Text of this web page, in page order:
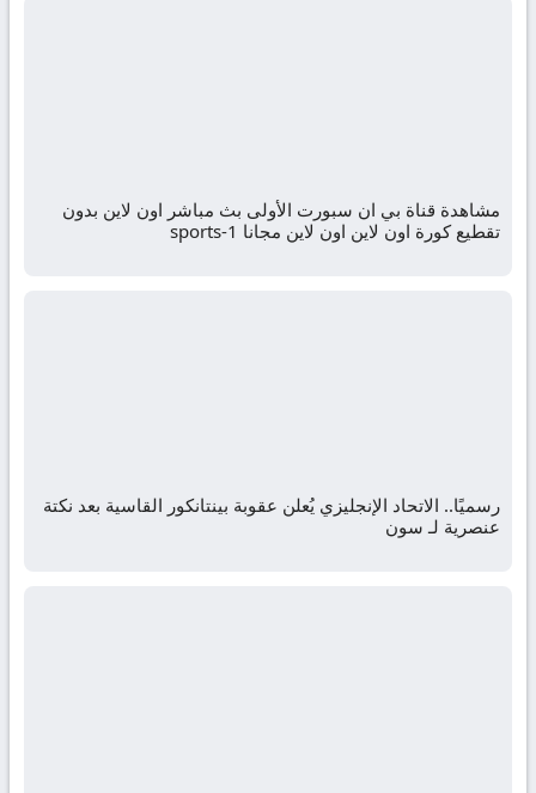
مشاهدة قناة بي ان سبورت الأولى بث مباشر اون لاين بدون
تقطيع كورة اون لاين اون لاين مجانا sports-1
رسميًا.. الاتحاد الإنجليزي يُعلن عقوبة بينتانكور القاسية بعد نكتة
عنصرية لـ سون